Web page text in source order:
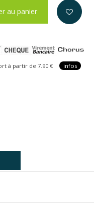
au panier
partir de 7.90 € infos